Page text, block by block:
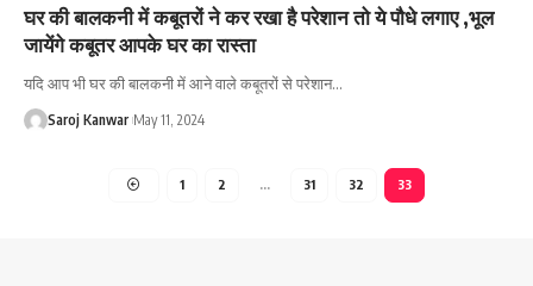
घर की बालकनी में कबूतरों ने कर रखा है परेशान तो ये पौधे लगाए ,भूल
जायेंगे कबूतर आपके घर का रास्ता
यदि आप भी घर की बालकनी में आने वाले कबूतरों से परेशान…
Saroj Kanwar May 11, 2024
1 2 … 31 32 33